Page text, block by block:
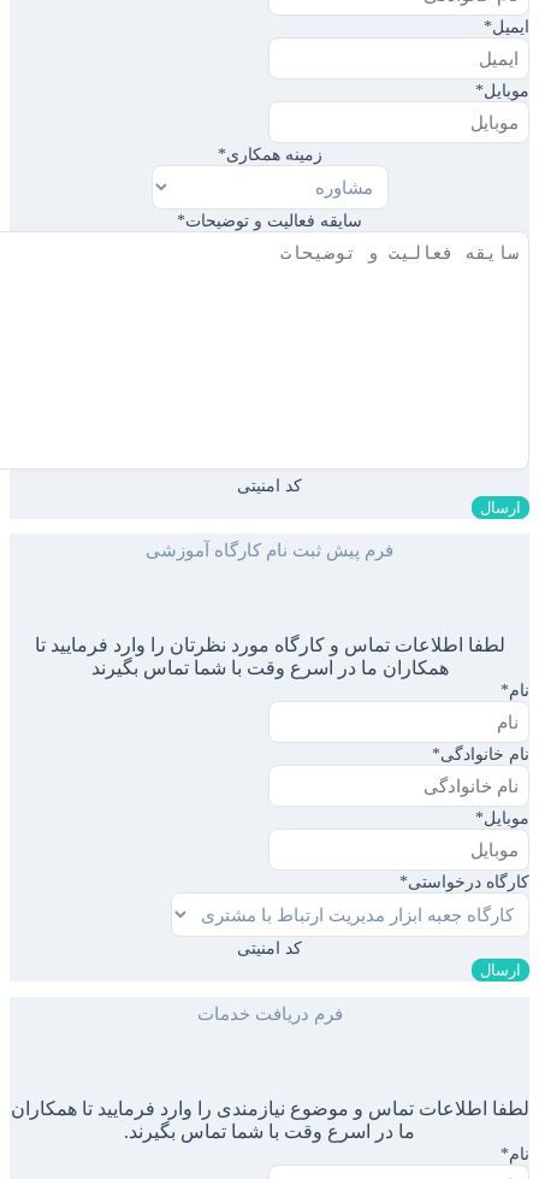
ایمیل*
موبایل*
زمینه همکاری*
سایقه فعالیت و توضیحات*
کد امنیتی
فرم پیش ثبت نام کارگاه آموزشی
لطفا اطلاعات تماس و کارگاه مورد نظرتان را وارد فرمایید تا
همکاران ما در اسرع وقت با شما تماس بگیرند
نام*
نام خانوادگی*
موبایل*
کارگاه درخواستی*
کد امنیتی
فرم دریافت خدمات
لطفا اطلاعات تماس و موضوع نیازمندی را وارد فرمایید تا همکاران
ما در اسرع وقت با شما تماس بگیرند.
نام*